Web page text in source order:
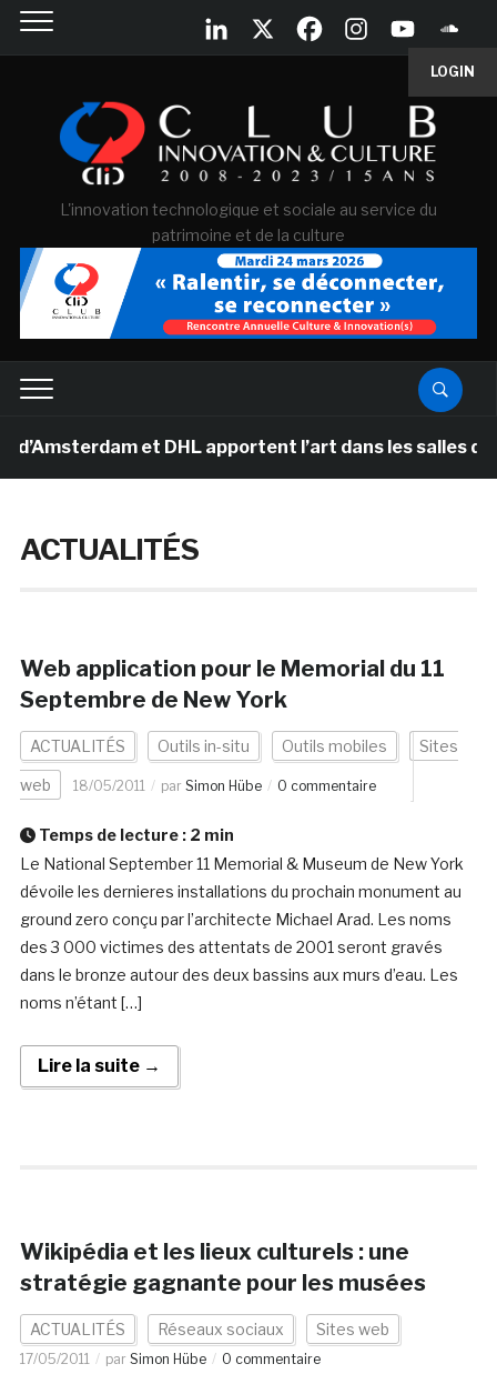
LOGIN
L'innovation technologique et sociale au service du
patrimoine et de la culture
et DHL apportent l’art dans les salles de
ACTUALITÉS
Web application pour le Memorial du 11
Septembre de New York
ACTUALITÉS Outils in-situ Outils mobiles Sites
web 18/05/2011 par Simon Hübe 0 commentaire
Temps de lecture : 2 min
Le National September 11 Memorial & Museum de New York
dévoile les dernieres installations du prochain monument au
ground zero conçu par l’architecte Michael Arad. Les noms
des 3 000 victimes des attentats de 2001 seront gravés
dans le bronze autour des deux bassins aux murs d’eau. Les
noms n’étant […]
Lire la suite →
Wikipédia et les lieux culturels : une
stratégie gagnante pour les musées
ACTUALITÉS Réseaux sociaux Sites web
17/05/2011 par Simon Hübe 0 commentaire